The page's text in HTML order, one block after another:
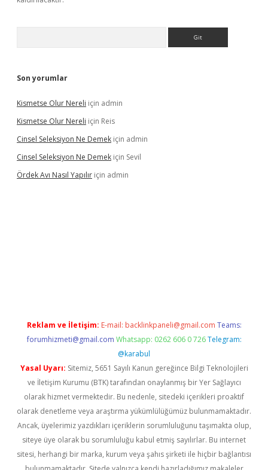
Son yorumlar
Kismetse Olur Nereli için admin
Kismetse Olur Nereli için Reis
Cinsel Seleksiyon Ne Demek için admin
Cinsel Seleksiyon Ne Demek için Sevil
Ördek Avı Nasıl Yapılır için admin
Reklam ve İletişim: E-mail: backlinkpaneli@gmail.com Teams:
forumhizmeti@gmail.com Whatsapp: 0262 606 0 726 Telegram:
@karabul
Yasal Uyarı: Sitemiz, 5651 Sayılı Kanun gereğince Bilgi Teknolojileri
ve İletişim Kurumu (BTK) tarafından onaylanmış bir Yer Sağlayıcı
olarak hizmet vermektedir. Bu nedenle, sitedeki içerikleri proaktif
olarak denetleme veya araştırma yükümlülüğümüz bulunmamaktadır.
Ancak, üyelerimiz yazdıkları içeriklerin sorumluluğunu taşımakta olup,
siteye üye olarak bu sorumluluğu kabul etmiş sayılırlar. Bu internet
sitesi, herhangi bir marka, kurum veya şahıs şirketi ile hiçbir bağlantısı